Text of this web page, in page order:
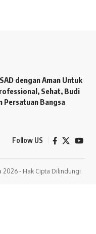
dengan Aman Untuk
Sehat, Budi
Persatuan Bangsa
Follow US
2026 - Hak Cipta Dilindungi